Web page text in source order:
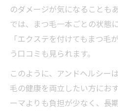
のダメージが気になることも
では、まつ毛一本ごとの状態
「エクステを付けてもまつ毛
う口コミも見られます。
このように、アンドヘルシー
毛の健康を両立したい方にお
ーマよりも負担が少なく、長